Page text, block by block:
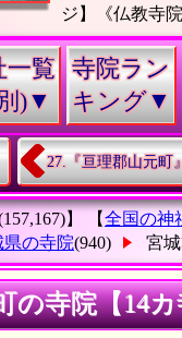
ジ】《仏教寺
一覧
)▼
寺院ラン
キング▼
27.『亘理郡山元町
】 【全国の神
県の寺院(940) 宮
の寺院【14